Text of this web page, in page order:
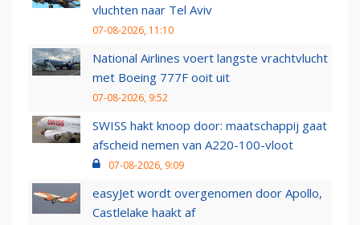
vluchten naar Tel Aviv
07-08-2026, 11:10
National Airlines voert langste vrachtvlucht
met Boeing 777F ooit uit
07-08-2026, 9:52
SWISS hakt knoop door: maatschappij gaat
afscheid nemen van A220-100-vloot
07-08-2026, 9:09
easyJet wordt overgenomen door Apollo,
Castlelake haakt af